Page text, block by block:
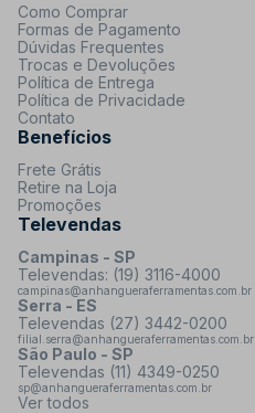
Como Comprar
Formas de Pagamento
Dúvidas Frequentes
Trocas e Devoluções
Política de Entrega
Política de Privacidade
Contato
Benefícios
Frete Grátis
Retire na Loja
Promoções
Televendas
Campinas - SP
Televendas: (19) 3116-4000
campinas@anhangueraferramentas.com.br
Serra - ES
Televendas (27) 3442-0200
filial.serra@anhangueraferramentas.com.br
São Paulo - SP
Televendas (11) 4349-0250
sp@anhangueraferramentas.com.br
Ver todos